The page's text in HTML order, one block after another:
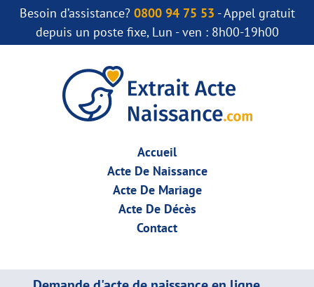
Besoin d’assistance? 0800 94 75 53 - Appel gratuit
depuis un poste fixe, Lun - ven : 8h00-19h00
Accueil
Acte De Naissance
Acte De Mariage
Acte De Décès
Contact